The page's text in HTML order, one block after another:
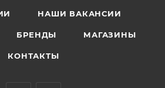
НАШИ ВАКАНСИИ
БРЕНДЫ МАГАЗИНЫ
КОНТАКТЫ